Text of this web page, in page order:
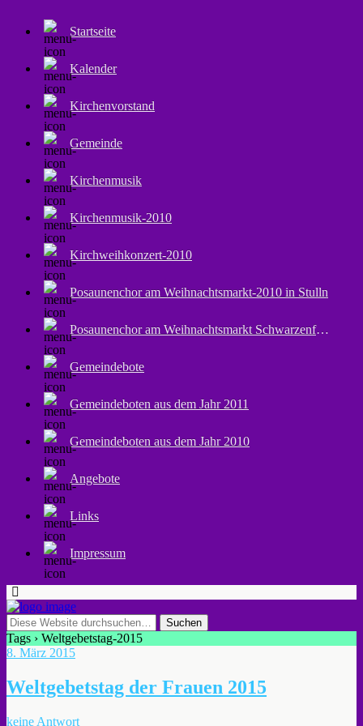
Startseite
Kalender
Kirchenvorstand
Gemeinde
Kirchenmusik
Kirchenmusik-2010
Kirchweihkonzert-2010
Posaunenchor am Weihnachtsmarkt-2010 in Stulln
Posaunenchor am Weihnachtsmarkt Schwarzenfeld
Gemeindebote
Gemeindeboten aus dem Jahr 2011
Gemeindeboten aus dem Jahr 2010
Angebote
Links
Impressum
Tags › Weltgebetstag-2015
8. März 2015
Weltgebetstag der Frauen 2015
keine Antwort